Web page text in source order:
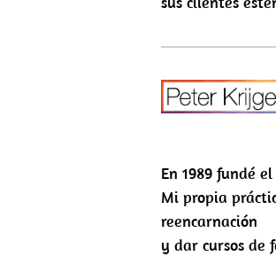
En 1989 fundé
Mi propia
reencarnación
y dar cursos de